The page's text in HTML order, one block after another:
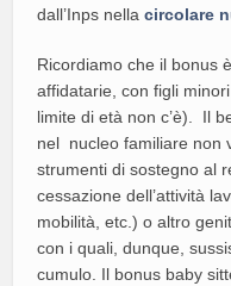
dall’Inps nella circolare
Ricordiamo che il bonus
affidatarie, con figli
limite di età non c’è). Il
nel nucleo familiare non
strumenti di sostegno al
cessazione dell’attività
mobilità, etc.) o altro
con i quali, dunque,
cumulo. Il bonus baby